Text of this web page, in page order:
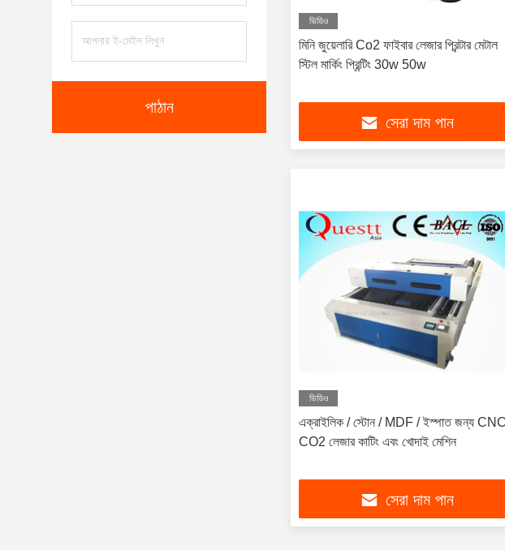
পাঠান
ভিডিও
মিনি জুয়েলারি Co2 ফাইবার লেজার প্রিন্টার মেটাল
স্টিল মার্কিং প্রিন্টিং 30w 50w
সেরা দাম পান
ভিডিও
এক্রাইলিক / স্টোন / MDF / ইস্পাত জন্য CNC
CO2 লেজার কাটিং এবং খোদাই মেশিন
সেরা দাম পান